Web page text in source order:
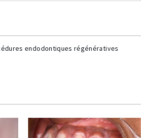
endodontiques régénératives